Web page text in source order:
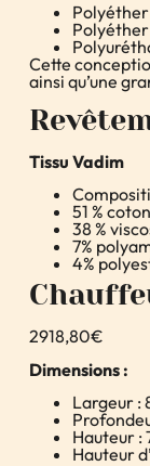
Polyéther
Polyéther
Cette
ainsi qu’une
Tissu Vadim
51 % coton
38 %
7%
4%
2918,80€
Dimensions :
Largeur :
Hauteur :
Hauteur